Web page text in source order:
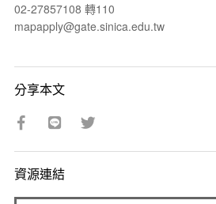
02-27857108 轉110
mapapply@gate.sinica.edu.tw
分享本文
資源連結